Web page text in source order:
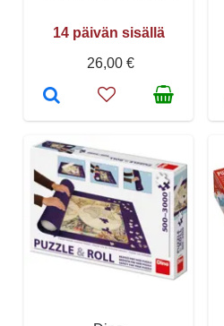
14 päivän sisällä
26,00 €